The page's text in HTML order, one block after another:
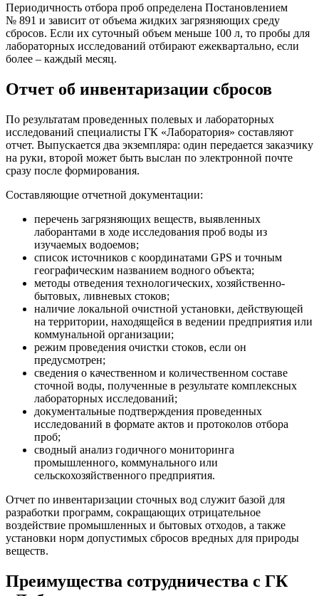
Периодичность отбора проб определена Постановлением
№ 891 и зависит от объема жидких загрязняющих среду
сбросов. Если их суточный объем меньше 100 л, то пробы для
лабораторных исследований отбирают ежеквартально, если
более – каждый месяц.
Отчет об инвентаризации сбросов
По результатам проведенных полевых и лабораторных
исследований специалисты ГК «Лаборатория» составляют
отчет. Выпускается два экземпляра: один передается заказчику
на руки, второй может быть выслан по электронной почте
сразу после формирования.
Составляющие отчетной документации:
перечень загрязняющих веществ, выявленных
лаборантами в ходе исследования проб воды из
изучаемых водоемов;
список источников с координатами GPS и точным
географическим названием водного объекта;
методы отведения технологических, хозяйственно-
бытовых, ливневых стоков;
наличие локальной очистной установки, действующей
на территории, находящейся в ведении предприятия или
коммунальной организации;
режим проведения очистки стоков, если он
предусмотрен;
сведения о качественном и количественном составе
сточной воды, полученные в результате комплексных
лабораторных исследований;
документальные подтверждения проведенных
исследований в формате актов и протоколов отбора
проб;
сводный анализ годичного мониторинга
промышленного, коммунального или
сельскохозяйственного предприятия.
Отчет по инвентаризации сточных вод служит базой для
разработки программ, сокращающих отрицательное
воздействие промышленных и бытовых отходов, а также
установки норм допустимых сбросов вредных для природы
веществ.
Преимущества сотрудничества с ГК